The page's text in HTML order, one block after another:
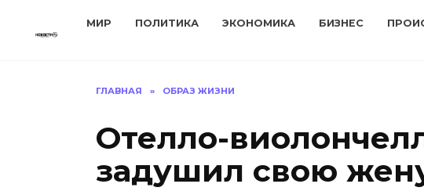
МИР ПОЛИТИКА ЭКОНОМИКА БИЗНЕС
ГЛАВНАЯ » ОБРАЗ ЖИЗНИ
Отелло-
задушил свою